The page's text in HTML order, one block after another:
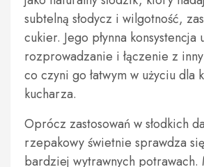
subtelną słodycz i wilgotność,
cukier. Jego płynna konsystencja
rozprowadzanie i łączenie z
co czyni go łatwym w użyciu dla
kucharza.
Oprócz zastosowań w słodkich
rzepakowy świetnie sprawdza
bardziej wytrawnych potrawach.